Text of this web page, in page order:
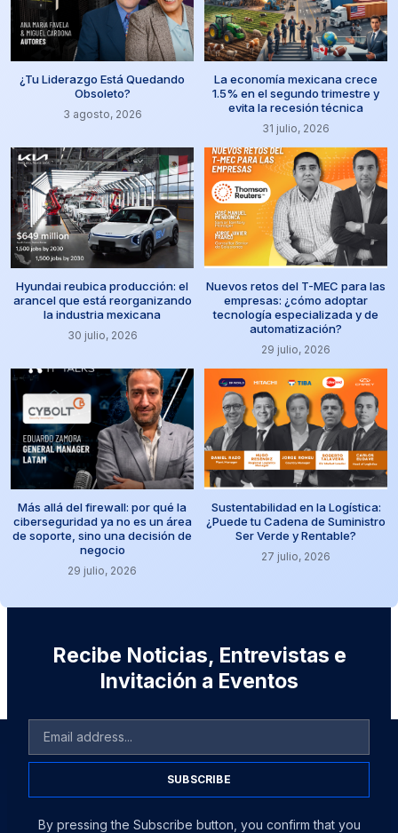
¿Tu Liderazgo Está Quedando
Obsoleto?
3 agosto, 2026
La economía mexicana crece
1.5% en el segundo trimestre y
evita la recesión técnica
31 julio, 2026
Hyundai reubica producción: el
arancel que está reorganizando
la industria mexicana
30 julio, 2026
Nuevos retos del T-MEC para las
empresas: ¿cómo adoptar
tecnología especializada y de
automatización?
29 julio, 2026
Más allá del firewall: por qué la
ciberseguridad ya no es un área
de soporte, sino una decisión de
negocio
29 julio, 2026
Sustentabilidad en la Logística:
¿Puede tu Cadena de Suministro
Ser Verde y Rentable?
27 julio, 2026
Recibe Noticias, Entrevistas e
Invitación a Eventos
SUBSCRIBE
By pressing the Subscribe button, you confirm that you